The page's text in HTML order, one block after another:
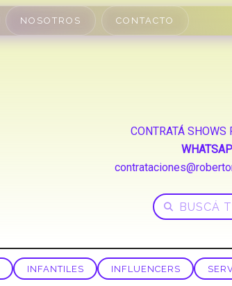
NOSOTROS CONTACTO
CONTRATÁ SHOWS
INFANTILES INFLUENCERS